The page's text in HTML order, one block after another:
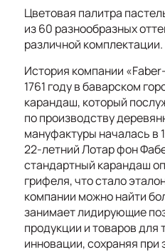
Цветовая палитра
из 60 разнообразных
различной комплектации.
История компании
1761 году в баварском
карандаш, который
по производству
мануфактуры началась в
22-летний Лотар фон
стандартный карандаш
грифеля, что стало
компании можно найти
занимает лидирующие
продукции и товаров
инновации, сохраняя